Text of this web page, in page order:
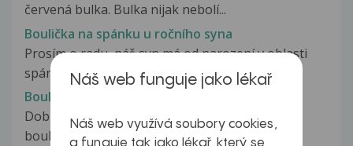
červená bulka. Bulka nijak nebolí...
Boulička na spánku u ročního syna
Prosím o radu, náš syn má od narození v oblasti
spánku bouličku, která je dobře...
Boulička na spodní čelisti
Dobrý den, dole na spodní čelisti vpravo mám
bouličku velikosti hrášku, která...
Náš web funguje jako lékař
Náš web využívá soubory cookies,
a funguje tak jako lékař, který se